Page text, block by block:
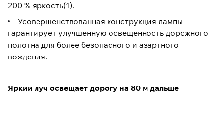
200 % яркость(1).
Усовершенствованная конструкция лампы
гарантирует улучшенную освещенность дорожного
полотна для более безопасного и азартного
вождения.
Яркий луч освещает дорогу на 80 м дальше